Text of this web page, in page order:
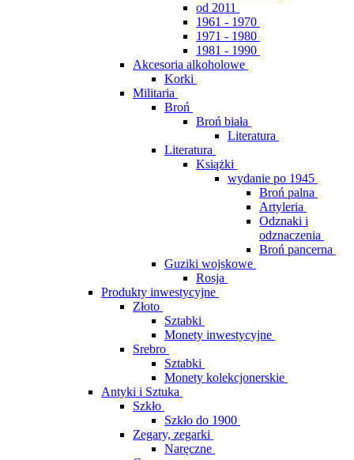
od 2011
1961 - 1970
1971 - 1980
1981 - 1990
Akcesoria alkoholowe
Korki
Militaria
Broń
Broń biała
Literatura
Literatura
Książki
wydanie po 1945
Broń palna
Artyleria
Odznaki i
odznaczenia
Broń pancerna
Guziki wojskowe
Rosja
Produkty inwestycyjne
Złoto
Sztabki
Monety inwestycyjne
Srebro
Sztabki
Monety kolekcjonerskie
Antyki i Sztuka
Szkło
Szkło do 1900
Zegary, zegarki
Naręczne